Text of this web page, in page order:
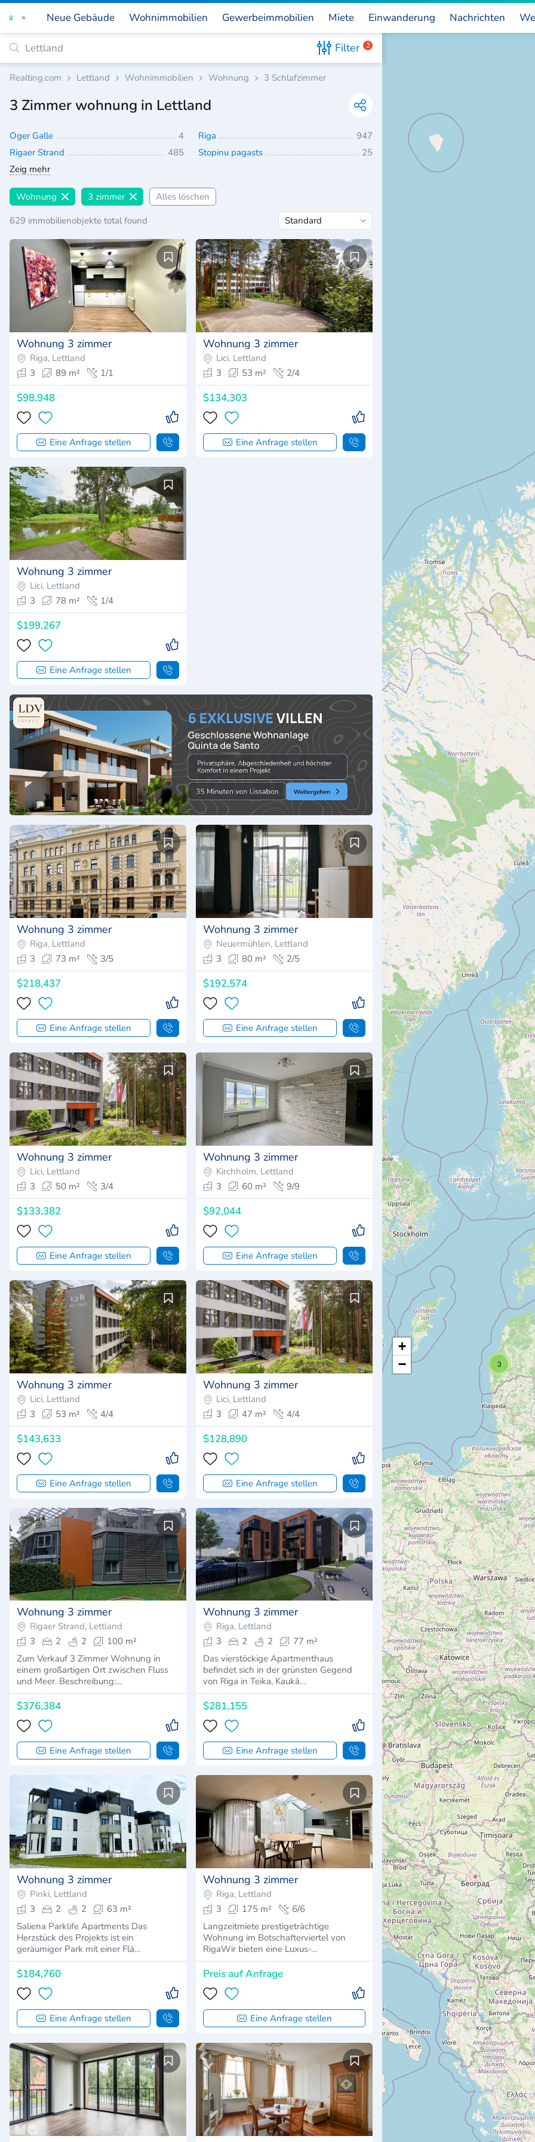
Neue Gebäude Wohnimmobilien Gewerbeimmobilien Miete Einwanderung Nachrichten
Filter 2
Realting.com Lettland Wohnimmobilien Wohnung 3 Schlafzimmer
3 Zimmer wohnung in Lettland
Oger Galle 4 Riga
947
Rigaer Strand
485 Stopinu pagasts
25
Zeig mehr
Wohnung 3 zimmer
Alles löschen
629 immobilienobjekte total found
Wohnung 3 zimmer
Riga, Lettland
3
89 m² 1/1
$98,948
Eine Anfrage stellen
Wohnung 3 zimmer
Lici, Lettland
3
53 m² 2/4
$134,303
Eine Anfrage stellen
Wohnung 3 zimmer
Lici, Lettland
3
78 m² 1/4
$199,267
Eine Anfrage stellen
Wohnung 3 zimmer
Riga, Lettland
3
73 m² 3/5
$218,437
Eine Anfrage stellen
Wohnung 3 zimmer
Neuermühlen, Lettland
3
80 m² 2/5
$192,574
Eine Anfrage stellen
Wohnung 3 zimmer
Lici, Lettland
3
50 m² 3/4
$133,382
Eine Anfrage stellen
Wohnung 3 zimmer
Kirchholm, Lettland
3
60 m² 9/9
$92,044
Eine Anfrage stellen
Wohnung 3 zimmer
Lici, Lettland
3
53 m² 4/4
$143,633
Eine Anfrage stellen
Wohnung 3 zimmer
Lici, Lettland
3
47 m² 4/4
$128,890
Eine Anfrage stellen
Wohnung 3 zimmer
Rigaer Strand, Lettland
3
2 2
100 m²
Zum Verkauf 3 Zimmer Wohnung in
einem großartigen Ort zwischen Fluss
und Meer. Beschreibung:…
$376,384
Eine Anfrage stellen
Wohnung 3 zimmer
Riga, Lettland
3
2 2
77 m²
Das vierstöckige Apartmenthaus
befindet sich in der grünsten Gegend
von Riga in Teika, Kaukā…
$281,155
Eine Anfrage stellen
Wohnung 3 zimmer
Pinki, Lettland
3
2 2
63 m²
Saliena Parklife Apartments Das
Herzstück des Projekts ist ein
geräumiger Park mit einer Flä…
$184,760
Eine Anfrage stellen
Wohnung 3 zimmer
Riga, Lettland
3
175 m²
6/6
Langzeitmiete prestigeträchtige
Wohnung im Botschafterviertel von
RigaWir bieten eine Luxus-…
Preis auf Anfrage
Eine Anfrage stellen
3
+
−